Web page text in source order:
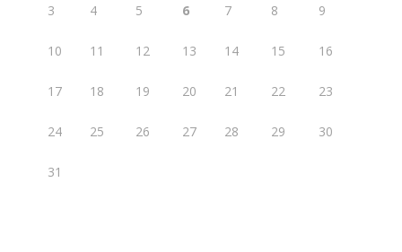
3 4 5 6 7 8 9
10 11 12 13 14 15 16
17 18 19 20 21 22 23
24 25 26 27 28 29 30
31